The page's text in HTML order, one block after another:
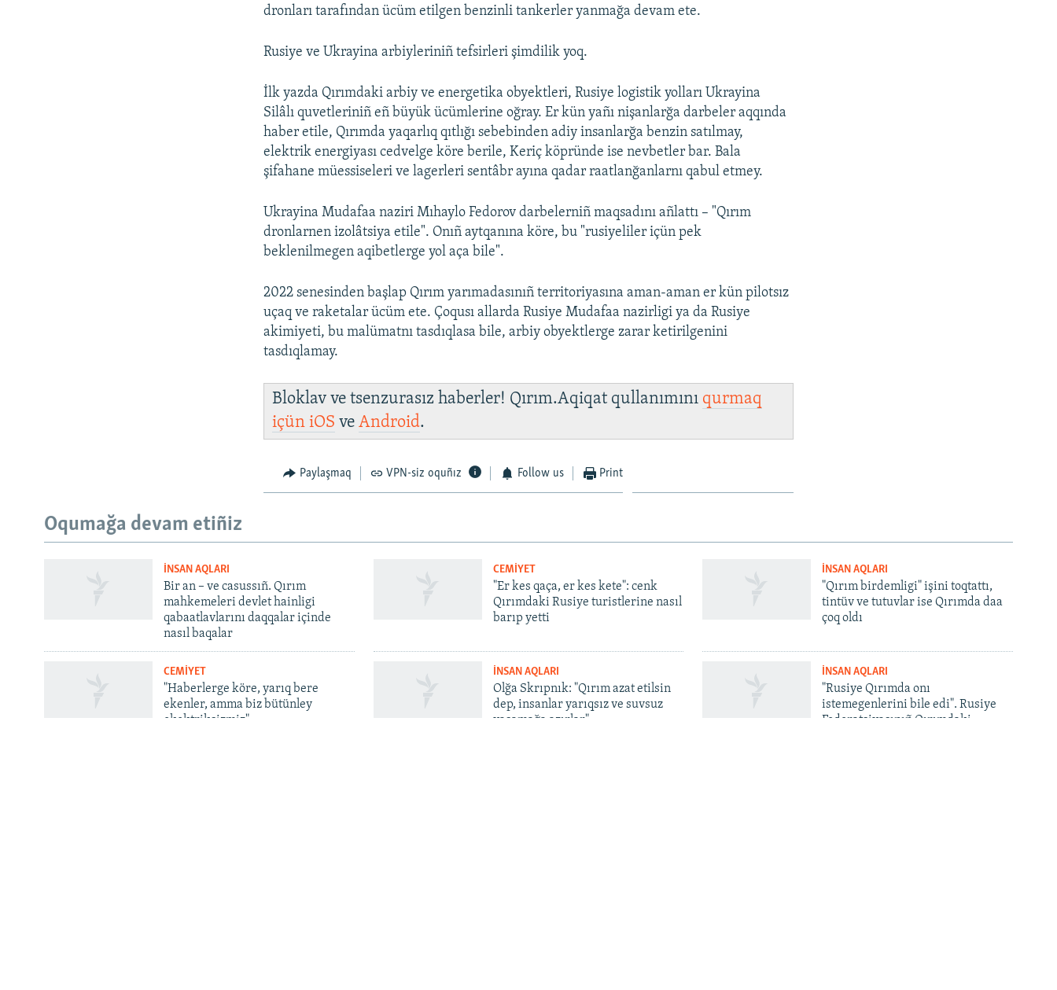
Українською
dronları tarafından ücüm etilgen benzinli tankerler yanmağa devam ete.
Rusiye ve Ukrayina arbiyleriniñ tefsirleri şimdilik yoq.
İlk yazda Qırımdaki arbiy ve energetika obyektleri, Rusiye logistik yolları Ukrayina
Silâlı quvetleriniñ eñ büyük ücümlerine oğray. Er kün yañı nişanlarğa darbeler aqqında
haber etile, Qırımda yaqarlıq qıtlığı sebebinden adiy insanlarğa benzin satılmay,
elektrik energiyası cedvelge köre berile, Keriç köpründe ise nevbetler bar. Bala
şifahane müessiseleri ve lagerleri sentâbr ayına qadar raatlanğanlarnı qabul etmey.
Ukrayina Mudafaa naziri Mıhaylo Fedorov darbelerniñ maqsadını añlattı – "Qırım
dronlarnen izolâtsiya etile". Onıñ aytqanına köre, bu "rusiyeliler içün pek
beklenilmegen aqibetlerge yol aça bile".
2022 senesinden başlap Qırım yarımadasınıñ territoriyasına aman-aman er kün pilotsız
uçaq ve raketalar ücüm ete. Çoqusı allarda Rusiye Mudafaa nazirligi ya da Rusiye
akimiyeti, bu malümatnı tasdıqlasa bile, arbiy obyektlerge zarar ketirilgenini
tasdıqlamay.
Bloklav ve tsenzurasız haberler! Qırım.Aqiqat qullanımını qurmaq
içüniOS veAndroid.
Paylaşmaq VPN-siz oquñız Follow us Print
Oqumağa devam etiñiz
İNSAN AQLARI
Bir an – ve casussıñ. Qırım
mahkemeleri devlet hainligi
qabaatlavlarını daqqalar içinde
nasıl baqalar
CEMİYET
"Er kes qaça, er kes kete": cenk
Qırımdaki Rusiye turistlerine nasıl
barıp yetti
İNSAN AQLARI
"Qırım birdemligi" işini toqtattı,
tintüv ve tutuvlar ise Qırımda daa
çoq oldı
CEMİYET
"Haberlerge köre, yarıq bere
ekenler, amma biz bütünley
ekektriksizmiz"
İNSAN AQLARI
Olğa Skrıpnık: "Qırım azat etilsin
dep, insanlar yarıqsız ve suvsuz
yaşamağa azırlar"
İNSAN AQLARI
"Rusiye Qırımda onı
istemegenlerini bile edi". Rusiye
Federatsiyasınıñ Qırımdaki